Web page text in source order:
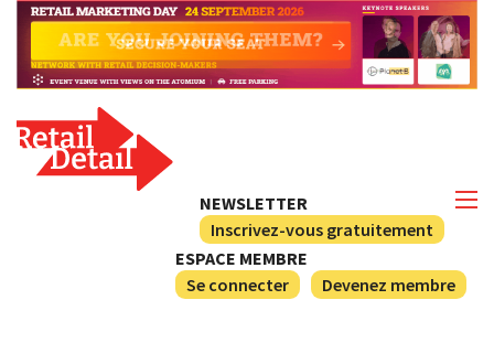
NEWSLETTER
Inscrivez-vous gratuitement
ESPACE MEMBRE
Se connecter
Devenez membre